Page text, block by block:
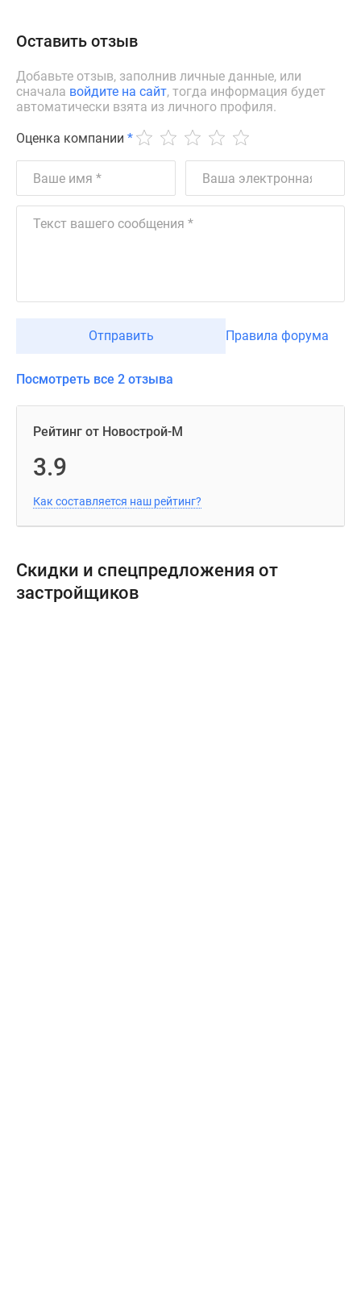
Оставить отзыв
Добавьте отзыв, заполнив личные данные, или
сначала войдите на сайт, тогда информация будет
автоматически взята из личного профиля.
Оценка компании *
Отправить Правила форума
Посмотреть все 2 отзыва
Рейтинг от Новострой-М
3.9
Как составляется наш рейтинг?
Скидки и спецпредложения от
застройщиков